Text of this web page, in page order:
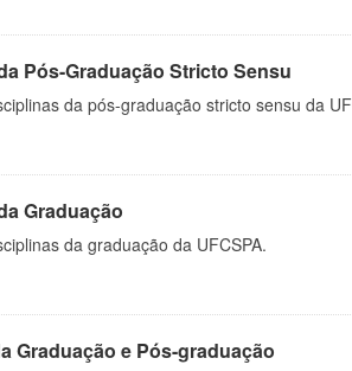
Pós-Graduação Stricto Sensu
da pós-graduação stricto sensu da
Graduação
da graduação da UFCSPA.
Graduação e Pós-graduação